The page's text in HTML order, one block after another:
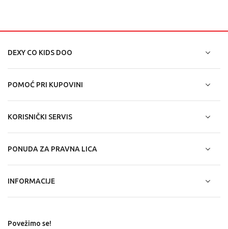
DEXY CO KIDS DOO
POMOĆ PRI KUPOVINI
KORISNIČKI SERVIS
PONUDA ZA PRAVNA LICA
INFORMACIJE
Povežimo se!